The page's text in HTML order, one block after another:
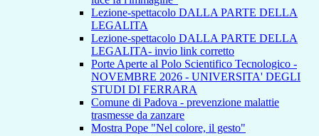
Lezione-spettacolo DALLA PARTE DELLA
LEGALITA
Lezione-spettacolo DALLA PARTE DELLA
LEGALITA- invio link corretto
Porte Aperte al Polo Scientifico Tecnologico -
NOVEMBRE 2026 - UNIVERSITA' DEGLI
STUDI DI FERRARA
Comune di Padova - prevenzione malattie
trasmesse da zanzare
Mostra Pope "Nel colore, il gesto"